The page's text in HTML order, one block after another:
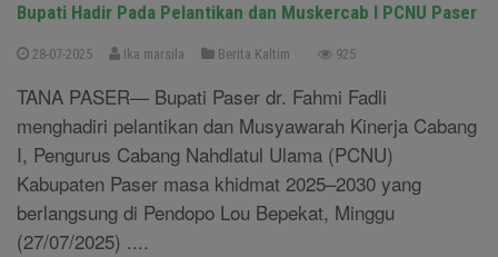
Bupati Hadir Pada Pelantikan dan Muskercab I PCNU Paser
28-07-2025 Ika marsila Berita Kaltim 925
TANA PASER— Bupati Paser dr. Fahmi Fadli
menghadiri pelantikan dan Musyawarah Kinerja Cabang
I, Pengurus Cabang Nahdlatul Ulama (PCNU)
Kabupaten Paser masa khidmat 2025–2030 yang
berlangsung di Pendopo Lou Bepekat, Minggu
(27/07/2025) ....